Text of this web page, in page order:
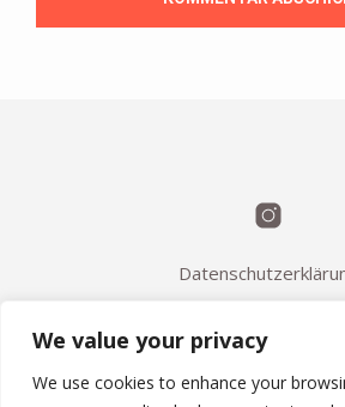
We value your privacy
We use cookies to enhance your
FAQ / Q&A
AGB